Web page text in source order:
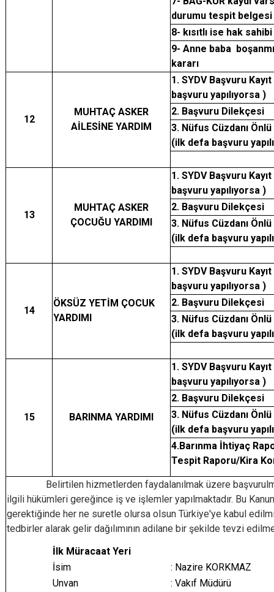
durumu tespit belgesi
8- kısıtlı ise hak
9- Anne baba
kararı
12
MUHTAÇ ASKER
AİLESİNE YARDIM
1. SYDV Başvuru
başvuru yapılıyorsa )
2. Başvuru Dilekçesi
3. Nüfus Cüzdanı
(ilk defa başvuru
13
MUHTAÇ ASKER
ÇOCUĞU YARDIMI
1. SYDV Başvuru
başvuru yapılıyorsa )
2. Başvuru Dilekçesi
3. Nüfus Cüzdanı
(ilk defa başvuru
14
ÖKSÜZ YETİM ÇOCUK
YARDIMI
1. SYDV Başvuru
başvuru yapılıyorsa )
2. Başvuru Dilekçesi
3. Nüfus Cüzdanı
(ilk defa başvuru
15 BARINMA YARDIMI
1. SYDV Başvuru
başvuru yapılıyorsa )
2. Başvuru Dilekçesi
3. Nüfus Cüzdanı
(ilk defa başvuru
4.Barınma İhtiyaç
Tespit Raporu/Kira
Belirtilen hizmetlerden faydalanılmak üzere başvurulması
ilgili hükümleri gereğince iş ve işlemler yapılmaktadır. Bu
gerektiğinde her ne suretle olursa olsun Türkiye'ye kabul
tedbirler alarak gelir dağılımının adilane bir şekilde tevzi
İlk Müracaat Yeri
İsim
: Nazire KORKMAZ
Unvan
: Vakıf Müdürü